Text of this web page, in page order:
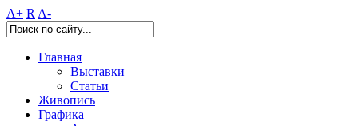
A+ R A-
Главная
Выставки
Статьи
Живопись
Графика